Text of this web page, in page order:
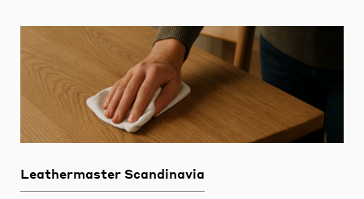
Leathermaster Scandinavia